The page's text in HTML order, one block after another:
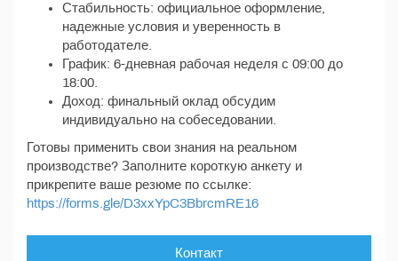
Стабильность: официальное оформление,
надежные условия и уверенность в
работодателе.
График: 6-дневная рабочая неделя с 09:00 до
18:00.
Доход: финальный оклад обсудим
индивидуально на собеседовании.
Готовы применить свои знания на реальном
производстве? Заполните короткую анкету и
прикрепите ваше резюме по ссылке:
https://forms.gle/D3xxYpC3BbrcmRE16
Контакт